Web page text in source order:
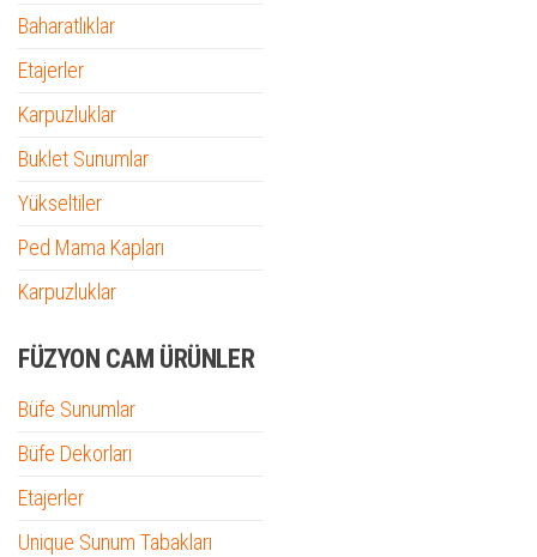
Baharatlıklar
Etajerler
Karpuzluklar
Buklet Sunumlar
Yükseltiler
Ped Mama Kapları
Karpuzluklar
FÜZYON CAM ÜRÜNLER
Büfe Sunumlar
Büfe Dekorları
Etajerler
Unique Sunum Tabakları